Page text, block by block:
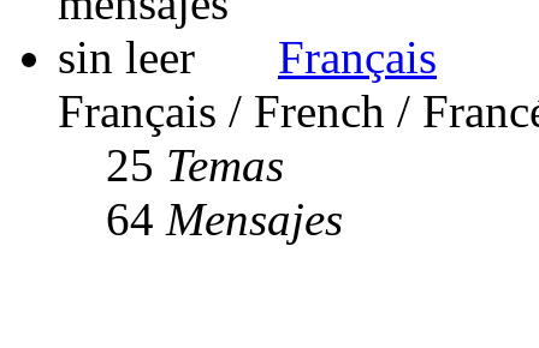
Français
Français / French /
25 Temas
64 Mensajes